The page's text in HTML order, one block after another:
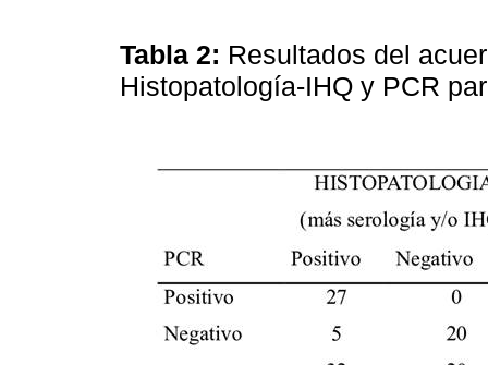
Tabla 2: Resultados del
Histopatología-IHQ y PCR